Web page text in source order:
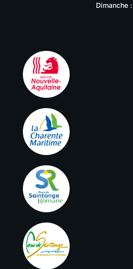
Dimanche